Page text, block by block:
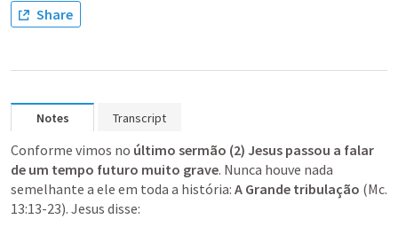
Share
Notes Transcript
Conforme vimos no último sermão (2) Jesus passou a falar
de um tempo futuro muito grave. Nunca houve nada
semelhante a ele em toda a história: A Grande tribulação (Mc.
13:13-23). Jesus disse: